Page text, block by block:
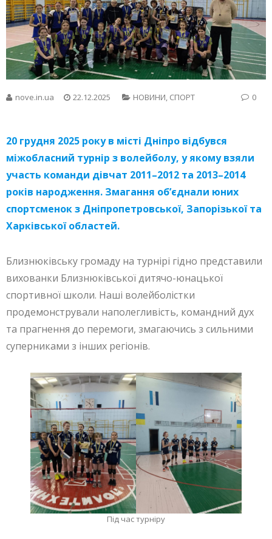
nove.in.ua 22.12.2025 НОВИНИ, СПОРТ 0
20 грудня 2025 року в місті Дніпро відбувся
міжобласний турнір з волейболу, у якому взяли
участь команди дівчат 2011–2012 та 2013–2014
років народження. Змагання об’єднали юних
спортсменок з Дніпропетровської, Запорізької та
Харківської областей.
Близнюківську громаду на турнірі гідно представили
вихованки Близнюківської дитячо-юнацької
спортивної школи. Наші волейболістки
продемонстрували наполегливість, командний дух
та прагнення до перемоги, змагаючись з сильними
суперниками з інших регіонів.
Під час турніру